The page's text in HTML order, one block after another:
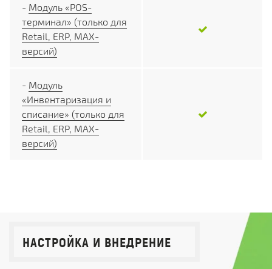
- Модуль «POS-
терминал» (только для
Retail, ERP, MAX-
версий)
- Модуль
«Инвентаризация и
списание» (только для
Retail, ERP, MAX-
версий)
НАСТРОЙКА И ВНЕДРЕНИЕ